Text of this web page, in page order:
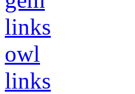
links
owl
links